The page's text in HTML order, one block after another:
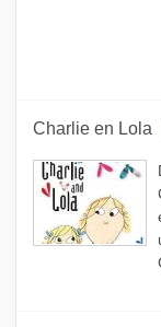
Charlie en Lola